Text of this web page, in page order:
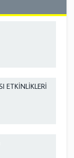
ETKİNLİKLERİ